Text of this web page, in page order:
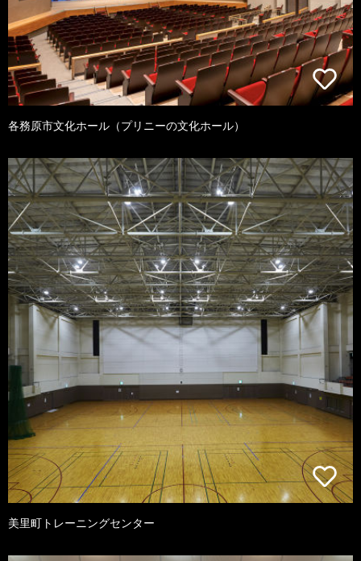
各務原市文化ホール（プリニーの文化ホール）
美里町トレーニングセンター